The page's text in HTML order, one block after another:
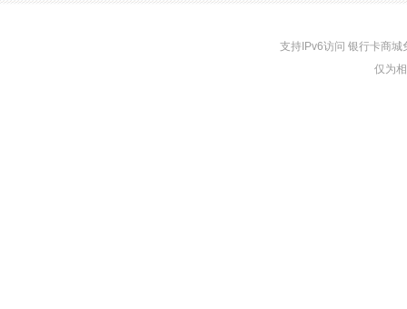
支持IPv6访问 银行卡商
仅为